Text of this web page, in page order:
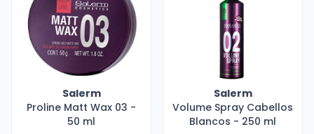
Salerm
Proline Matt Wax 03 -
50 ml
Salerm
Volume Spray Cabellos
Blancos - 250 ml